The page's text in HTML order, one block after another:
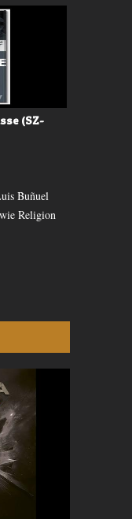
(SZ-
Buñuel
Religion